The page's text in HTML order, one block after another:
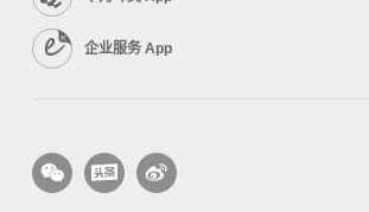
企业服务 App